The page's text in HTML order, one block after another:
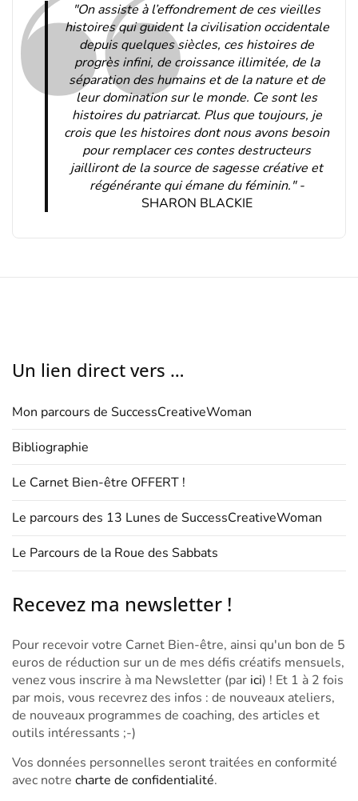
"On assiste à l’effondrement de ces vieilles
histoires qui guident la civilisation occidentale
depuis quelques siècles, ces histoires de
progrès infini, de croissance illimitée, de la
séparation des humains et de la nature et de
leur domination sur le monde. Ce sont les
histoires du patriarcat. Plus que toujours, je
crois que les histoires dont nous avons besoin
pour remplacer ces contes destructeurs
jailliront de la source de sagesse créative et
régénérante qui émane du féminin." -
SHARON BLACKIE
Un lien direct vers …
Mon parcours de SuccessCreativeWoman
Bibliographie
Le Carnet Bien-être OFFERT !
Le parcours des 13 Lunes de SuccessCreativeWoman
Le Parcours de la Roue des Sabbats
Recevez ma newsletter !
Pour recevoir votre Carnet Bien-être, ainsi qu'un bon de 5
euros de réduction sur un de mes défis créatifs mensuels,
venez vous inscrire à ma Newsletter (par ici) ! Et 1 à 2 fois
par mois, vous recevrez des infos : de nouveaux ateliers,
de nouveaux programmes de coaching, des articles et
outils intéressants ;-)
Vos données personnelles seront traitées en conformité
avec notre charte de confidentialité.